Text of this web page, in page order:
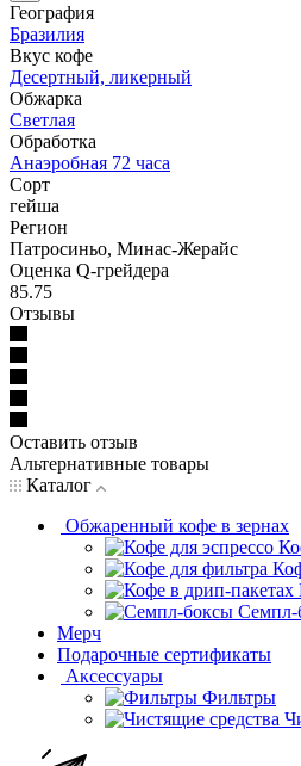
География
Бразилия
Вкус кофе
Десертный, ликерный
Обжарка
Светлая
Обработка
Анаэробная 72 часа
Сорт
гейша
Регион
Патросиньо, Минас-Жерайс
Оценка Q-грейдера
85.75
Отзывы
Оставить отзыв
Альтернативные товары
Каталог
Обжаренный кофе в зернах
Семпл-
Мерч
Подарочные сертификаты
Аксессуары
Фильтры